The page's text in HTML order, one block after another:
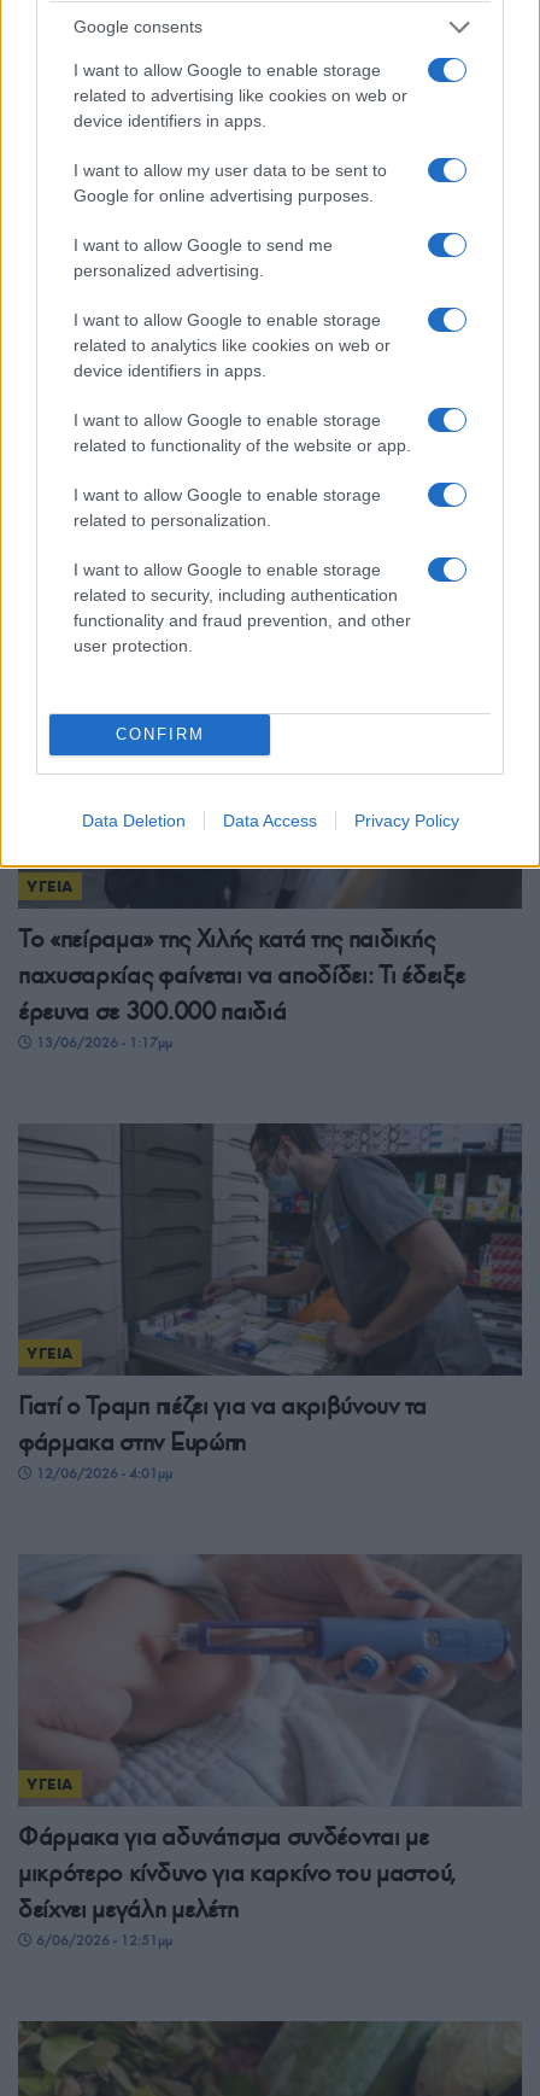
Google consents
I want to allow Google to enable storage
related to advertising like cookies on web or
device identifiers in apps.
I want to allow my user data to be sent to
Google for online advertising purposes.
I want to allow Google to send me
personalized advertising.
I want to allow Google to enable storage
related to analytics like cookies on web or
device identifiers in apps.
I want to allow Google to enable storage
related to functionality of the website or app.
I want to allow Google to enable storage
related to personalization.
I want to allow Google to enable storage
related to security, including authentication
functionality and fraud prevention, and other
user protection.
CONFIRM
Data Deletion Data Access Privacy Policy
λαγοκέφαλο: Οδηγός επιβίωσης για τοξικότητα
και δαγκώματα
μειώσει τον κίνδυνο διαβήτη και να ενισχύσει το
14/06/2026 - 6:14μμ
ΥΓΕΙΑ
Το «πείραμα» της Χιλής κατά της παιδικής
παχυσαρκίας φαίνεται να αποδίδει: Τι έδειξε
έρευνα σε 300.000 παιδιά
13/06/2026 - 1:17μμ
ΥΓΕΙΑ
Γιατί ο Τραμπ πιέζει για να ακριβύνουν τα
φάρμακα στην Ευρώπη
12/06/2026 - 4:01μμ
ΥΓΕΙΑ
Φάρμακα για αδυνάτισμα συνδέονται με
μικρότερο κίνδυνο για καρκίνο του μαστού,
δείχνει μεγάλη μελέτη
6/06/2026 - 12:51μμ